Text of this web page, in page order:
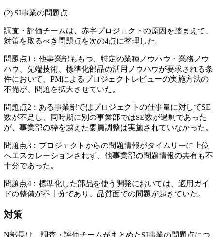
SI事業の問題点
調査・評価チームは、赤字プロジェクトの原因を踏まえて、
対策を取るべき問題点を次の4点に整理した。
問題点1：他事業部ももつ、特定の業種ノウハウ・業務ノウ
ハウ、先端技術、標準化部品の活用ノウハウが要求される条
件において、PMによるプロジェクトレビューの実施方法の
不備が、問題を拡大させていた。
問題点2：ある事業部ではプロジェクトの仕事量に対してSE
数が不足し、同時期に別の事業部ではSE数が過剰であった
が、事業部の枠を越えた要員調整は実施されていなかった。
問題点3：プロジェクトからの問題情報がタイムリーに上位
へエスカレーションされず、他事業部の問題情報の共有も不
十分であった。
問題点4：標準化した部品を使う開発においては、適用ガイ
ドの整備が不十分であり、品質面での問題が起きていた。
対策
N部長は、調査・評価チームがまとめたSI事業の問題点につ